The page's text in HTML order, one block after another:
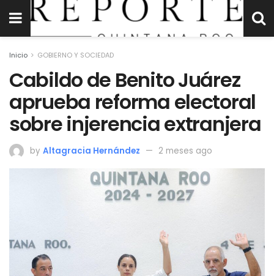
Inicio GOBIERNO Y SOCIEDAD
Cabildo de Benito Juárez
aprueba reforma electoral
sobre injerencia extranjera
by Altagracia Hernández 2 meses ago